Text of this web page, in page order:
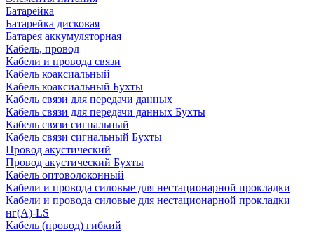
Батарейка
Батарейка дисковая
Батарея аккумуляторная
Кабель, провод
Кабели и провода связи
Кабель коаксиальный
Кабель коаксиальный Бухты
Кабель связи для передачи данных
Кабель связи для передачи данных Бухты
Кабель связи сигнальный
Кабель связи сигнальный Бухты
Провод акустический
Провод акустический Бухты
Кабель оптоволоконный
Кабели и провода силовые для нестационарной прокладки
Кабели и провода силовые для нестационарной прокладки
нг(А)-LS
Кабель (провод) гибкий